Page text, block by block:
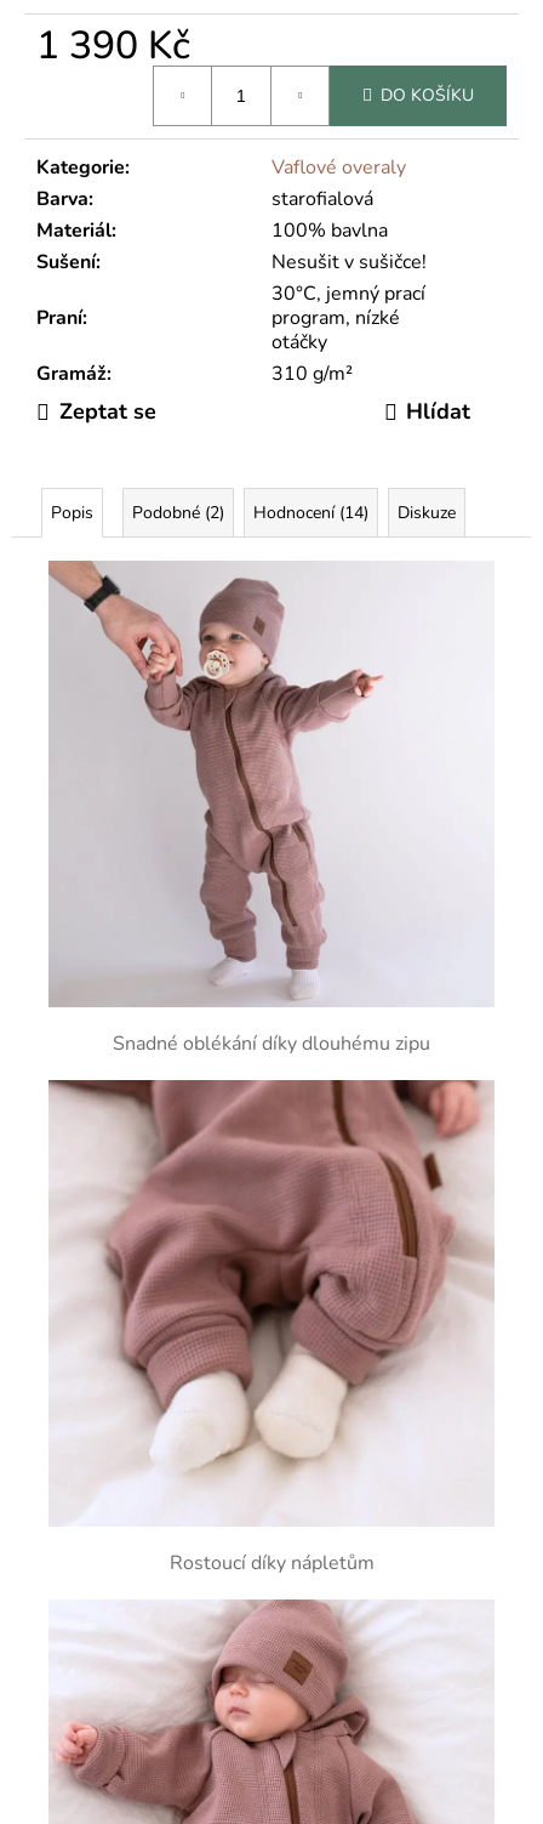
1 390 Kč
DO KOŠÍKU
Kategorie:
Vaflové overaly
Barva:
starofialová
Materiál:
100% bavlna
Sušení: Nesušit v sušičce!
Praní:
30°C, jemný prací
program, nízké
otáčky
Gramáž: 310 g/m²
Zeptat se Hlídat
Popis Podobné (2) Hodnocení (14) Diskuze
Snadné oblékání díky dlouhému zipu
Rostoucí díky nápletům